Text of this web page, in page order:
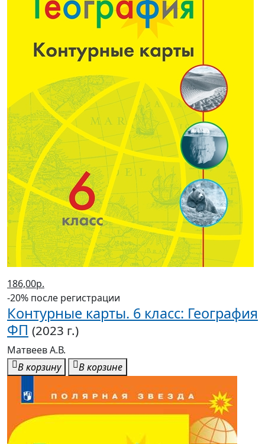
186,00р.
-20% после регистрации
Контурные карты. 6 класс: География
ФП (2023 г.)
Матвеев А.В.
В корзину